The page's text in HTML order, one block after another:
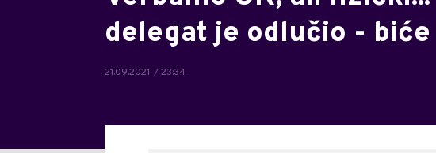
delegat je odlučio - biće
21.09.2021. / 23:34